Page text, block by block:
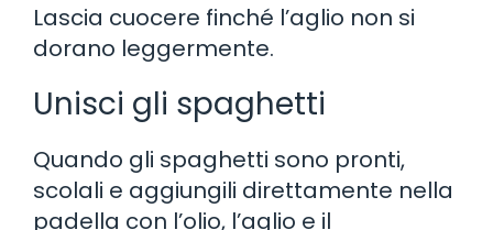
Lascia cuocere finché l’aglio non si
dorano leggermente.
Unisci gli spaghetti
Quando gli spaghetti sono pronti,
scolali e aggiungili direttamente nella
padella con l’olio, l’aglio e il